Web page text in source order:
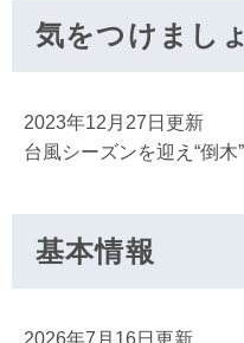
気をつけまし
2023年12月27日更新
台風シーズンを迎え“倒木
基本情報
2026年7月16日更新